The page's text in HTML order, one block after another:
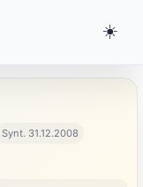
☀️
Synt. 31.12.2008